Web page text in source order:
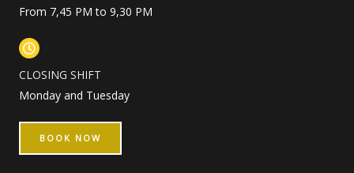
From 7,45 PM to 9,30 PM
CLOSING SHIFT
Monday and Tuesday
BOOK NOW